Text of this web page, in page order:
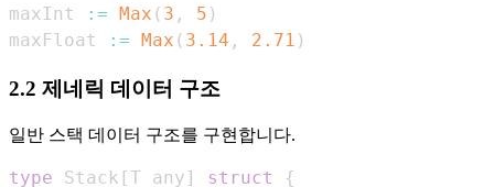
maxInt := Max ( 3 , 5 )
maxFloat
:= Max ( 3.14 , 2.71 )
2.2 제네릭 데이터 구조
일반 스택 데이터 구조를 구현합니다.
type Stack [T any ] struct {